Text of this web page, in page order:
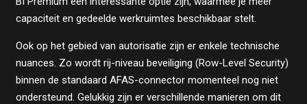
capaciteit en gedeelde werkruimtes beschikbaar stelt.
Ook op het gebied van autorisatie zijn er enkele technische
nuances. Zo wordt rij-niveau beveiliging (Row-Level Security)
binnen de standaard AFAS-connector momenteel nog niet
ondersteund. Gelukkig zijn er verschillende manieren om dit